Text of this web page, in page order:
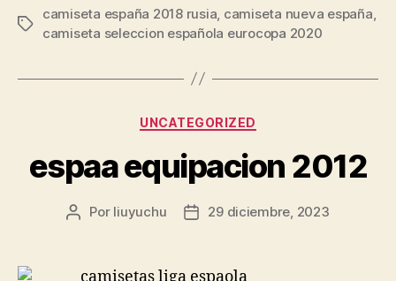
Etiquetas
camiseta españa 2018 rusia, camiseta nueva españa,
camiseta seleccion española eurocopa 2020
Categorías
UNCATEGORIZED
espaa equipacion 2012
Autor
entrada
Por liuyuchu
Fecha
entrada
29 diciembre, 2023